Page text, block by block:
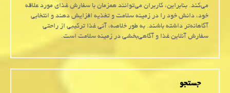
می‌کند. بنابراین، کاربران می‌توانند همزمان با سفارش غذای مورد علاقه
خود، دانش خود را در زمینه سلامت و تغذیه افزایش دهند و انتخابی
آگاهانه‌تر داشته باشند. به طور خلاصه، آنی غذا ترکیبی از راحتی
سفارش آنلاین غذا و آگاهی‌بخشی در زمینه سلامت است.
جستجو